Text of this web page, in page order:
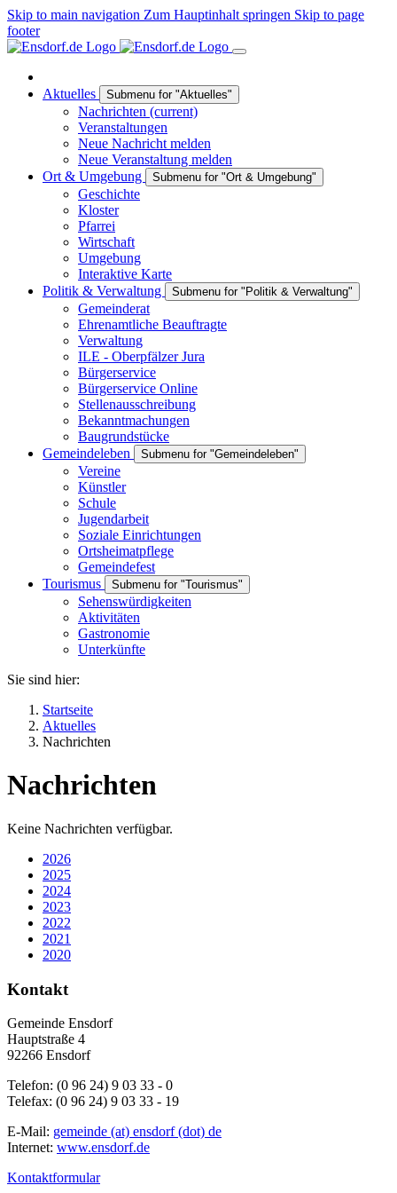
Skip to main navigation Zum Hauptinhalt springen Skip to page
footer
Aktuelles Submenu for "Aktuelles"
Nachrichten (current)
Veranstaltungen
Neue Nachricht melden
Neue Veranstaltung melden
Ort & Umgebung
Submenu for "Ort & Umgebung"
Geschichte
Kloster
Pfarrei
Wirtschaft
Umgebung
Interaktive Karte
Politik & Verwaltung
Submenu for "Politik & Verwaltung"
Gemeinderat
Ehrenamtliche Beauftragte
Verwaltung
ILE - Oberpfälzer Jura
Bürgerservice
Bürgerservice Online
Stellenausschreibung
Bekanntmachungen
Baugrundstücke
Gemeindeleben
Submenu for "Gemeindeleben"
Vereine
Künstler
Schule
Jugendarbeit
Soziale Einrichtungen
Ortsheimatpflege
Gemeindefest
Tourismus
Submenu for "Tourismus"
Sehenswürdigkeiten
Aktivitäten
Gastronomie
Unterkünfte
Sie sind hier:
Startseite
Aktuelles
Nachrichten
Nachrichten
Keine Nachrichten verfügbar.
2026
2025
2024
2023
2022
2021
2020
Kontakt
Gemeinde Ensdorf
Hauptstraße 4
92266 Ensdorf
Telefon: (0 96 24) 9 03 33 - 0
Telefax: (0 96 24) 9 03 33 - 19
E-Mail: gemeinde (at) ensdorf (dot) de
Internet: www.ensdorf.de
Kontaktformular